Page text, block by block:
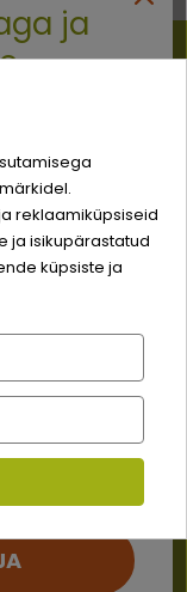
ja
väärite veel
reklaamiküpsiseid
ja isikupärastatud
küpsiste ja